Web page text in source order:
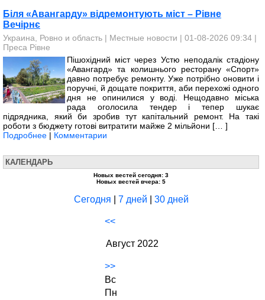
Біля «Авангарду» відремонтують міст – Рівне
Вечірнє
Украина, Ровно и область | Местные новости | 01-08-2026 09:34 |
Преса Рівне
Пішохідний міст через Устю неподалік стадіону
«Авангард» та колишнього ресторану «Спорт»
давно потребує ремонту. Уже потрібно оновити і
поручні, й дощате покриття, аби перехожі одного
дня не опинилися у воді. Нещодавно міська
рада оголосила тендер і тепер шукає
підрядника, який би зробив тут капітальний ремонт. На такі
роботи з бюджету готові витратити майже 2 мільйони [… ]
Подробнее | Комментарии
КАЛЕНДАРЬ
Новых вестей сегодня: 3
Новых вестей вчера: 5
Сегодня 7 дней 30 дней
<<
Август 2022
>>
Вс
Пн